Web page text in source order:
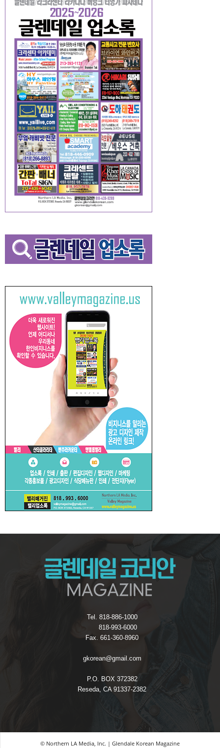
Tel. 818-886-1000
818-993-6000
Fax. 661-360-8960
gkorean@gmail.com
P.O. BOX 372382
Reseda, CA 91337-2382
© Northern LA Media, Inc. | Glendale Korean Magazine